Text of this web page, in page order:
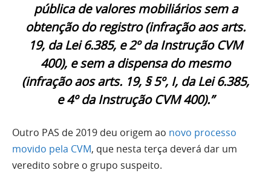
pública de valores mobiliários sem a
obtenção do registro (infração aos arts.
19, da Lei 6.385, e 2º da Instrução CVM
400), e sem a dispensa do mesmo
(infração aos arts. 19, § 5º, I, da Lei 6.385,
e 4º da Instrução CVM 400).”
Outro PAS de 2019 deu origem ao novo processo
movido pela CVM, que nesta terça deverá dar um
veredito sobre o grupo suspeito.